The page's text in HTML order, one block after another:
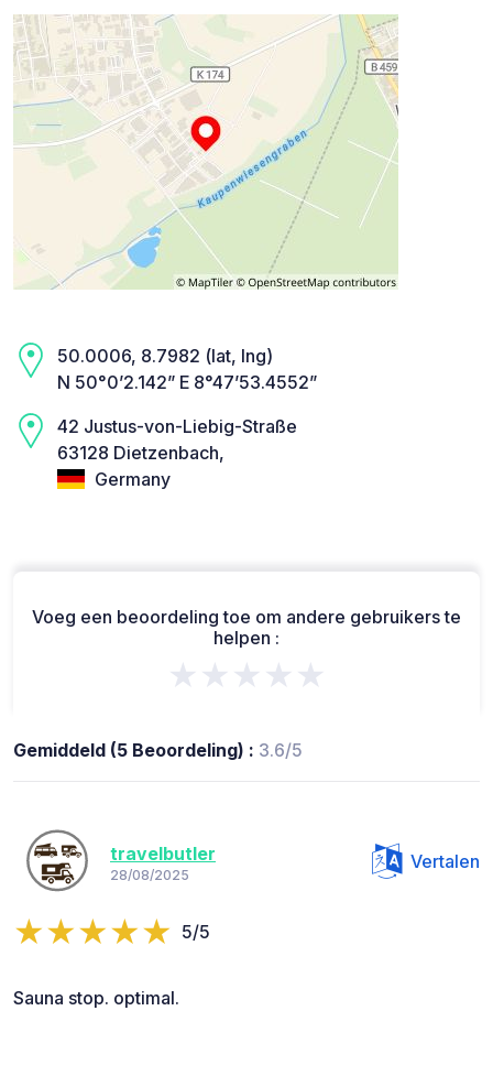
50.0006, 8.7982 (lat, lng)
N 50°0’2.142” E 8°47’53.4552”
42 Justus-von-Liebig-Straße
63128 Dietzenbach,
Germany
Voeg een beoordeling toe om andere gebruikers te
helpen :
★★★★★
Gemiddeld (5 Beoordeling) : 3.6/5
travelbutler
28/08/2025
Vertalen
5/5
Sauna stop. optimal.